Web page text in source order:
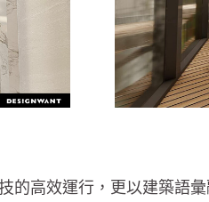
的高效運行，更以建築語